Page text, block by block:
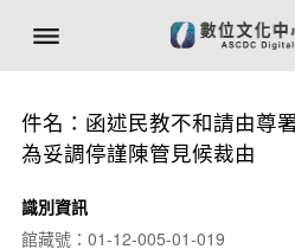
件名：函述民教不和請由尊
為妥調停謹陳管見候裁由
識別資訊
館藏號：01-12-005-01-019